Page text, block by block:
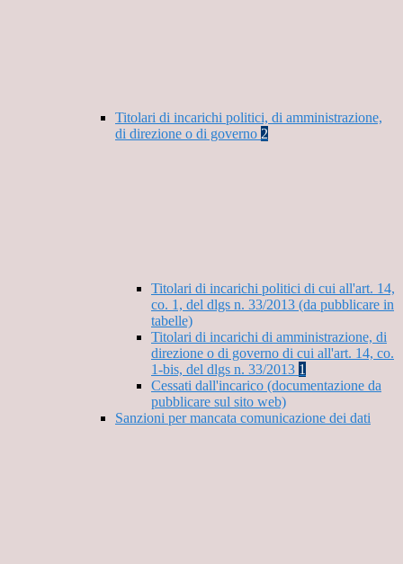
Titolari di incarichi politici, di amministrazione,
di direzione o di governo 2
Titolari di incarichi politici di cui all'art. 14,
co. 1, del dlgs n. 33/2013 (da pubblicare in
tabelle)
Titolari di incarichi di amministrazione, di
direzione o di governo di cui all'art. 14, co.
1-bis, del dlgs n. 33/2013 1
Cessati dall'incarico (documentazione da
pubblicare sul sito web)
Sanzioni per mancata comunicazione dei dati